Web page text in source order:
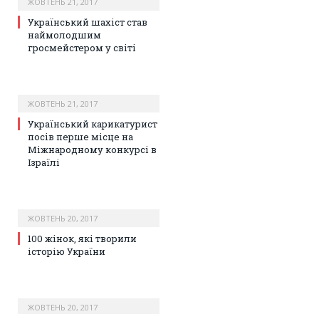
Український шахіст став
наймолодшим
гросмейстером у світі
ЖОВТЕНЬ 21, 2017
Український карикатурист
посів перше місце на
Міжнародному конкурсі в
Ізраїлі
ЖОВТЕНЬ 20, 2017
100 жінок, які творили
історію України
ЖОВТЕНЬ 20, 2017